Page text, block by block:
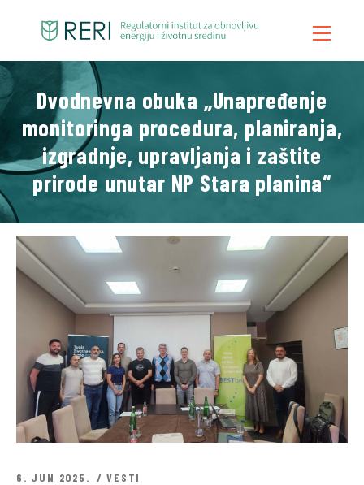
Dvodnevna obuka „Unapređenje
monitoringa procedura, planiranja,
izgradnje, upravljanja i zaštite
prirode unutar NP Stara planina“
Početna
O Nama
Šta Radimo
Vesti
Publikacije
Kontakt
Video
6. JUN 2025. VESTI